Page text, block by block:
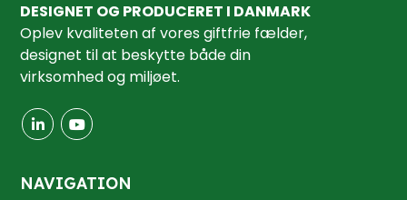
DESIGNET OG PRODUCERET I DANMARK
Oplev kvaliteten af ​​vores giftfrie fælder,
designet til at beskytte både din
virksomhed og miljøet.
NAVIGATION